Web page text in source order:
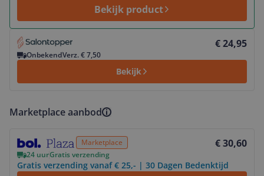
Bekijk product
€ 24,95
OnbekendVerz. € 7,50
Bekijk
Bekijk product
Marketplace aanbod
Marketplace € 30,60
24 uurGratis verzending
Gratis verzending vanaf € 25,- | 30 Dagen Bedenktijd